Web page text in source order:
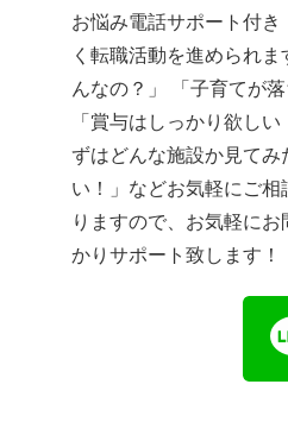
お悩み電話サポート付
く転職活動を進められ
んなの？」 「子育てが
「賞与はしっかり欲し
ずはどんな施設か見て
い！」などお気軽にご
りますので、お気軽に
かりサポート致します！